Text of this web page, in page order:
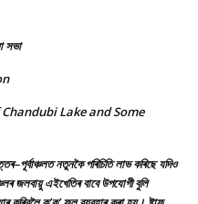
সভা
Lake and Some
নতুনকৈ পৰিচিতি লাভ কৰিছে যদিও
জলবায়ু এইখেতিৰ বাবে উপযোগী বুলি